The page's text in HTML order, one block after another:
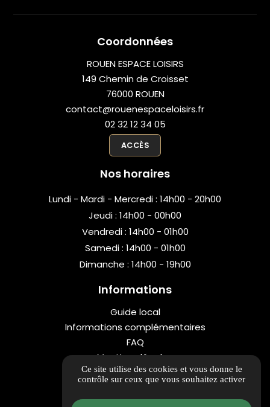
Coordonnées
ROUEN ESPACE LOISIRS
149 Chemin de Croisset
76000 ROUEN
contact@rouenespaceloisirs.fr
02 32 12 34 05
ACCÈS
Nos horaires
Lundi - Mardi - Mercredi : 14h00 - 20h00
Jeudi : 14h00 - 00h00
Vendredi : 14h00 - 01h00
Samedi : 14h00 - 01h00
Dimanche : 14h00 - 19h00
Informations
Guide local
Informations complémentaires
FAQ
Mentions légales
Politique de confidentialité
Gestion des cookies
Ce site utilise des cookies et vous donne le
contrôle sur ceux que vous souhaitez activer